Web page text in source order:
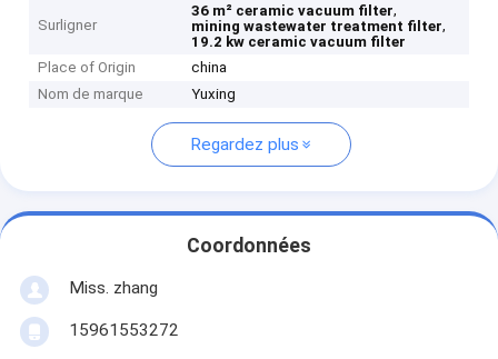
Surligner
36 m² ceramic vacuum filter,
mining wastewater treatment filter,
19.2 kw ceramic vacuum filter
Place of Origin
china
Nom de marque
Yuxing
Regardez plus
Coordonnées
Miss. zhang
15961553272